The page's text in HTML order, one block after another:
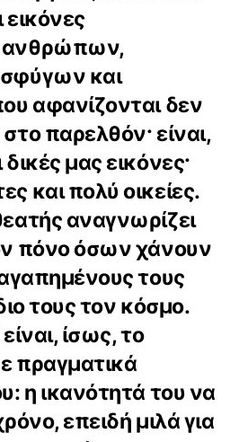
εικόνες
ανθρώπων,
και
αφανίζονται δεν
παρελθόν· είναι,
μας εικόνες·
και πολύ οικείες.
αναγνωρίζει
πόνο όσων χάνουν
τους
τους τον κόσμο.
ίσως, το
πραγματικά
η ικανότητά του να
επειδή μιλά για